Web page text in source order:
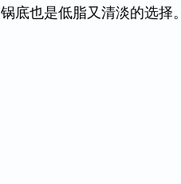
锅底也是低脂又清淡的选择。